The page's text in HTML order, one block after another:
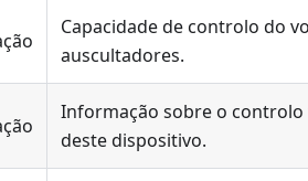
Capacidade de controlo do
auscultadores.
Informação sobre o controlo
deste dispositivo.